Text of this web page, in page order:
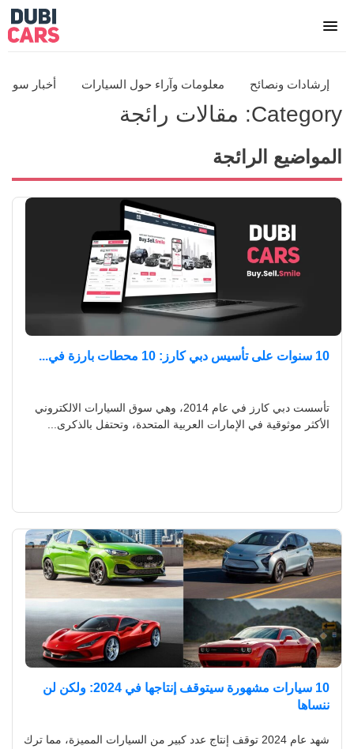
إرشادات ونصائح معلومات وآراء حول السيارات أخبار سوق
Category: مقالات رائجة
المواضيع الرائجة
10 سنوات على تأسيس دبي كارز: 10 محطات بارزة في...
تأسست دبي كارز في عام 2014، وهي سوق السيارات الالكتروني
الأكثر موثوقية في الإمارات العربية المتحدة، وتحتفل بالذكرى...
10 سيارات مشهورة سيتوقف إنتاجها في 2024: ولكن لن
ننساها
شهد عام 2024 توقف إنتاج عدد كبير من السيارات المميزة، مما ترك